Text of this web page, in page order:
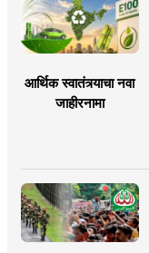
आर्थिक स्वातंत्र्याचा नवा
जाहीरनामा